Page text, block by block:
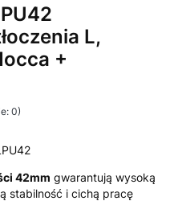
L,
+
0)
42mm gwarantują wysoką
stabilność i cichą pracę